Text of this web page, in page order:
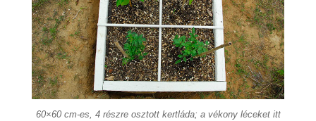
60×60 cm-es, 4 részre osztott kertláda; a vékony léceket itt